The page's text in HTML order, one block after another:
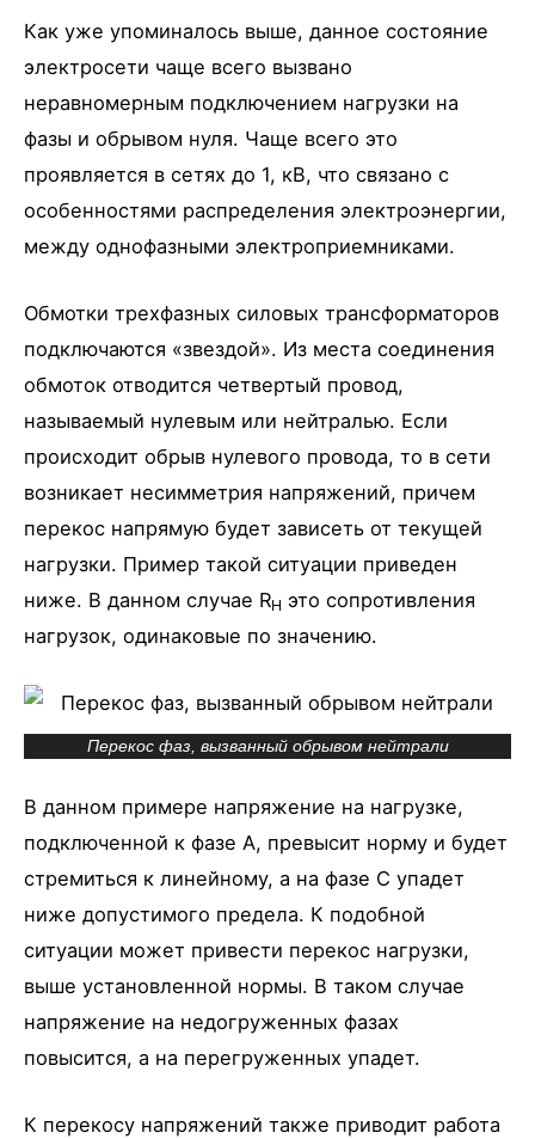
Как уже упоминалось выше, данное состояние
электросети чаще всего вызвано
неравномерным подключением нагрузки на
фазы и обрывом нуля. Чаще всего это
проявляется в сетях до 1, кВ, что связано с
особенностями распределения электроэнергии,
между однофазными электроприемниками.
Обмотки трехфазных силовых трансформаторов
подключаются «звездой». Из места соединения
обмоток отводится четвертый провод,
называемый нулевым или нейтралью. Если
происходит обрыв нулевого провода, то в сети
возникает несимметрия напряжений, причем
перекос напрямую будет зависеть от текущей
нагрузки. Пример такой ситуации приведен
ниже. В данном случае RН это сопротивления
нагрузок, одинаковые по значению.
Перекос фаз, вызванный обрывом нейтрали
В данном примере напряжение на нагрузке,
подключенной к фазе А, превысит норму и будет
стремиться к линейному, а на фазе С упадет
ниже допустимого предела. К подобной
ситуации может привести перекос нагрузки,
выше установленной нормы. В таком случае
напряжение на недогруженных фазах
повысится, а на перегруженных упадет.
К перекосу напряжений также приводит работа